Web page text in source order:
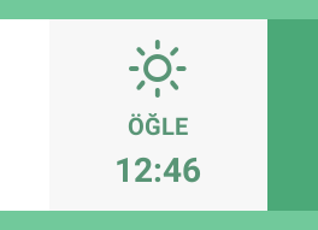
ÖĞLE
12:46